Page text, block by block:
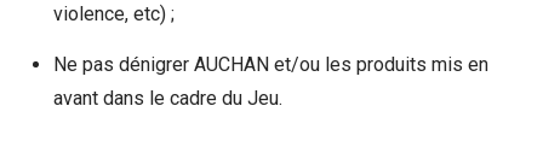
violence, etc) ;
Ne pas dénigrer AUCHAN et/ou les produits mis en
avant dans le cadre du Jeu.